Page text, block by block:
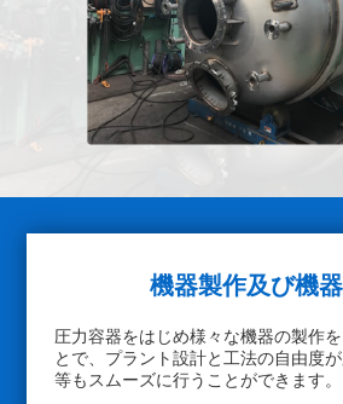
機器製作及び機
圧力容器をはじめ様々な機器の製作
とで、プラント設計と工法の自由度
等もスムーズに行うことができます。